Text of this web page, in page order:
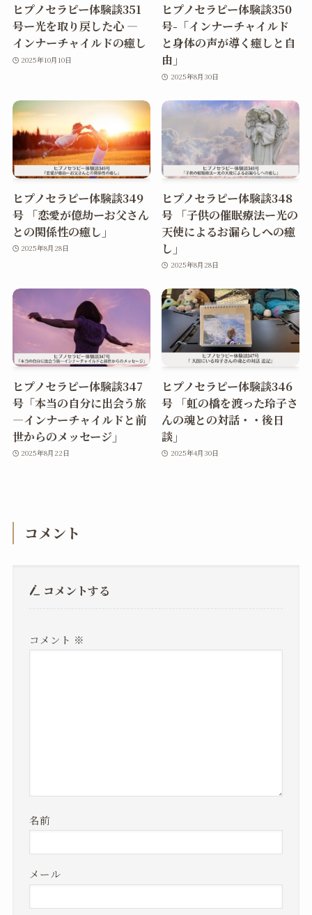
ヒプノセラピー体験談351
号ー光を取り戻した心 ―
インナーチャイルドの癒し
2025年10月10日
ヒプノセラピー体験談350
号-「インナーチャイルド
と身体の声が導く癒しと自
由」
2025年8月30日
ヒプノセラピー体験談349
号 「恋愛が億劫ーお父さん
との関係性の癒し」
2025年8月28日
ヒプノセラピー体験談348
号 「子供の催眠療法ー光の
天使によるお漏らしへの癒
し」
2025年8月28日
ヒプノセラピー体験談347
号「本当の自分に出会う旅
―インナーチャイルドと前
世からのメッセージ」
2025年8月22日
ヒプノセラピー体験談346
号 「虹の橋を渡った玲子さ
んの魂との対話・・後日
談」
2025年4月30日
コメント
コメントする
コメント ※
名前
メール